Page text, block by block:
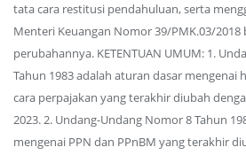
tata cara restitusi pendahuluan, serta
Menteri Keuangan Nomor 39/PMK.03/2018
perubahannya. KETENTUAN UMUM: 1.
Tahun 1983 adalah aturan dasar mengenai
cara perpajakan yang terakhir diubah
2023. 2. Undang-Undang Nomor 8 Tahun
mengenai PPN dan PPnBM yang terakhir